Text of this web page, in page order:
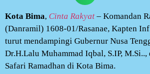
Kota Bima, Cinta Rakyat – Komandan
(Danramil) 1608-01/Rasanae, Kapten
turut mendampingi Gubernur Nusa
Dr.H.Lalu Muhammad Iqbal, S.IP, M.Si..,
Safari Ramadhan di Kota Bima.